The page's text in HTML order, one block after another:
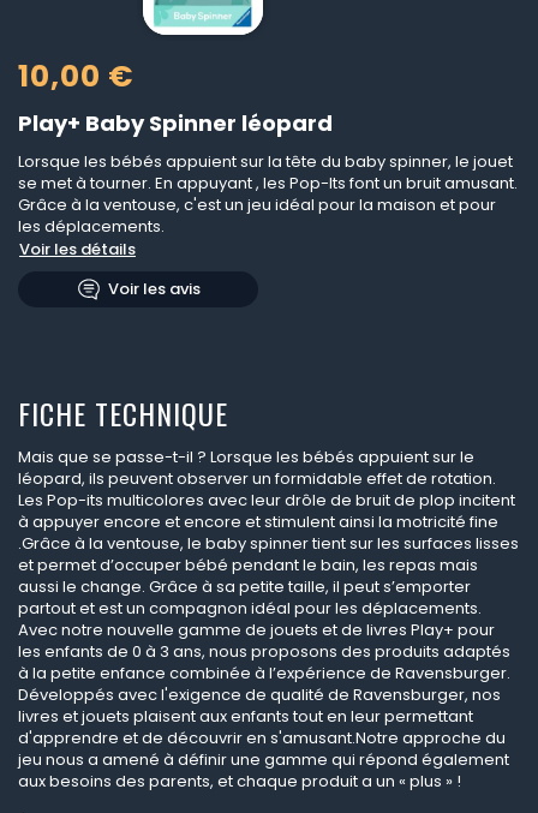
10,00 €
Play+ Baby Spinner léopard
Lorsque les bébés appuient sur la tête du baby spinner, le jouet
se met à tourner. En appuyant , les Pop-Its font un bruit amusant.
Grâce à la ventouse, c'est un jeu idéal pour la maison et pour
les déplacements.
Voir les détails
Voir les avis
FICHE TECHNIQUE
Mais que se passe-t-il ? Lorsque les bébés appuient sur le
léopard, ils peuvent observer un formidable effet de rotation.
Les Pop-its multicolores avec leur drôle de bruit de plop incitent
à appuyer encore et encore et stimulent ainsi la motricité fine
.Grâce à la ventouse, le baby spinner tient sur les surfaces lisses
et permet d’occuper bébé pendant le bain, les repas mais
aussi le change. Grâce à sa petite taille, il peut s’emporter
partout et est un compagnon idéal pour les déplacements.
Avec notre nouvelle gamme de jouets et de livres Play+ pour
les enfants de 0 à 3 ans, nous proposons des produits adaptés
à la petite enfance combinée à l’expérience de Ravensburger.
Développés avec l'exigence de qualité de Ravensburger, nos
livres et jouets plaisent aux enfants tout en leur permettant
d'apprendre et de découvrir en s'amusant.Notre approche du
jeu nous a amené à définir une gamme qui répond également
aux besoins des parents, et chaque produit a un « plus » !